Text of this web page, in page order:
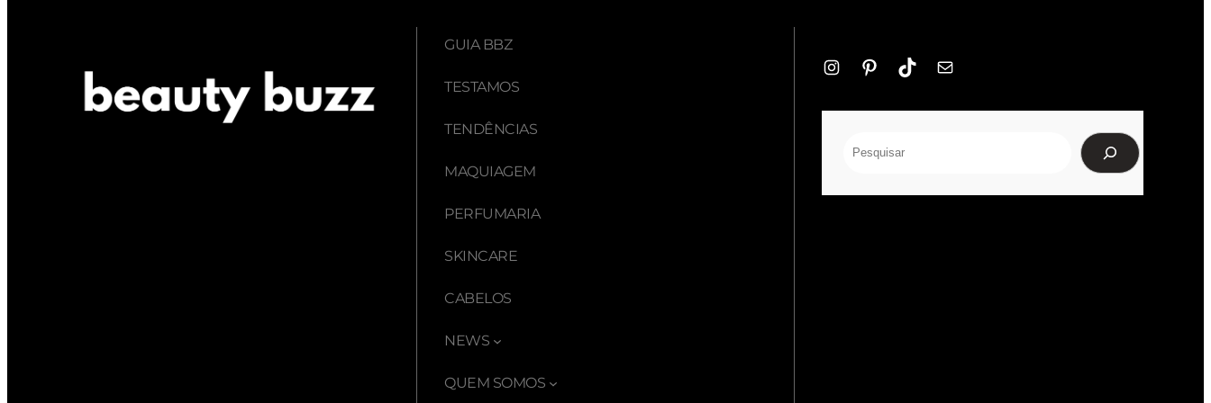
GUIA BBZ
TESTAMOS
TENDÊNCIAS
MAQUIAGEM
PERFUMARIA
SKINCARE
CABELOS
NEWS
QUEM SOMOS
InstagramPinterestTikTokE-